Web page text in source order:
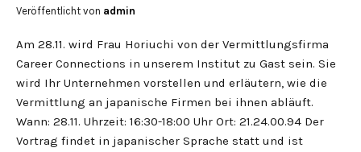
Veröffentlicht von admin
Am 28.11. wird Frau Horiuchi von der Vermittlungsfirma
Career Connections in unserem Institut zu Gast sein. Sie
wird Ihr Unternehmen vorstellen und erläutern, wie die
Vermittlung an japanische Firmen bei ihnen abläuft.
Wann: 28.11. Uhrzeit: 16:30-18:00 Uhr Ort: 21.24.00.94 Der
Vortrag findet in japanischer Sprache statt und ist